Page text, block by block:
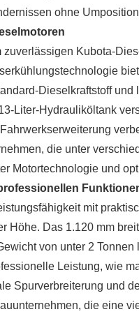
ohne
Kubota-
Dieselkraftstoff
Liter-Hydrauliköltank
die unter
Motortechnologie und
mit
Höhe. Das 1.120 mm
von unter 2
Leistung, wie
Spurverbreiterung und
die eine